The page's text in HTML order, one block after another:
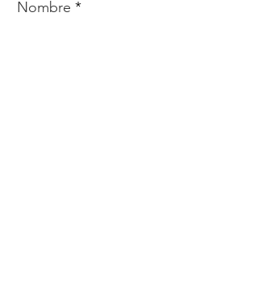
Nombre